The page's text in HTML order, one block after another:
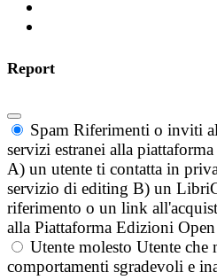
Report
Spam Riferimenti o inviti
servizi estranei alla
A) un utente ti contatta in
servizio di editing B) un
riferimento o un link
alla Piattaforma Edizioni Open
Utente molesto Utente che
comportamenti sgradevoli e